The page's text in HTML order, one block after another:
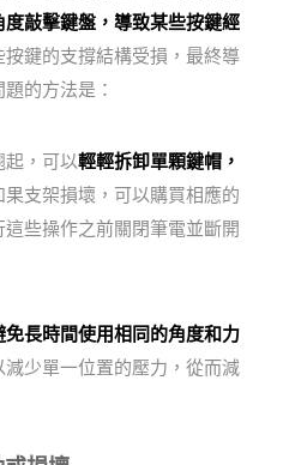
敲擊鍵盤，導致某些按鍵經
按鍵的支撐結構受損，最終導
的方法是：
起，可以輕輕拆卸單顆鍵帽，
果支架損壞，可以購買相應的
些操作之前關閉筆電並斷開
免長時間使用相同的角度和力
減少單一位置的壓力，從而減